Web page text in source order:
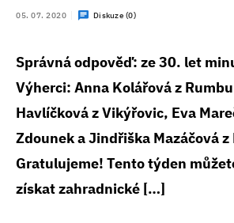
05. 07. 2020 Diskuze (0)
Správná odpověď: ze 30. let
Výherci: Anna Kolářová z
Havlíčková z Vikýřovic, Eva
Zdounek a Jindřiška Mazáčová z
Gratulujeme! Tento týden
získat zahradnické […]